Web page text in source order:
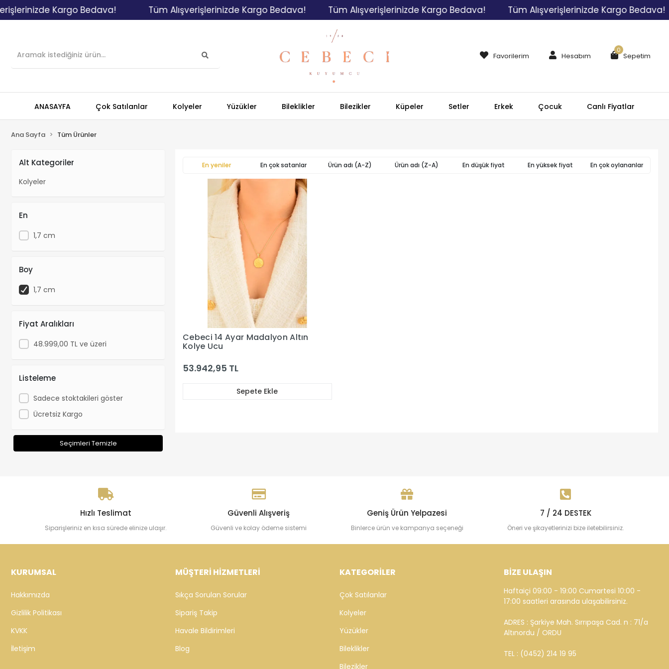
Kargo Bedava! Tüm Alışverişlerinizde Kargo Bedava! Tüm Alışverişlerinizde Kargo Bedava! Tüm Alışverişlerinizde Kargo Bedava!
Favorilerim Hesabım Sepetim
0
ANASAYFA Çok Satılanlar Kolyeler Yüzükler Bileklikler Bilezikler Küpeler Setler Erkek Çocuk Canlı Fiyatlar
Ana Sayfa Tüm Ürünler
Alt Kategoriler
Kolyeler
En
1,7 cm
Boy
1,7 cm
Fiyat Aralıkları
48.999,00 TL ve üzeri
Listeleme
Sadece stoktakileri göster
Ücretsiz Kargo
Seçimleri Temizle
En yeniler En çok satanlar Ürün adı (A-Z) Ürün adı (Z-A) En düşük fiyat En yüksek fiyat En çok oylananlar
Cebeci 14 Ayar Madalyon Altın
Kolye Ucu
53.942,95 TL
Sepete Ekle
Hızlı Teslimat
Siparişleriniz en kısa sürede elinize ulaşır.
Güvenli Alışveriş
Güvenli ve kolay ödeme sistemi
Geniş Ürün Yelpazesi
Binlerce ürün ve kampanya seçeneği
7 / 24 DESTEK
Öneri ve şikayetlerinizi bize iletebilirsiniz.
KURUMSAL
Hakkımızda
Gizlilik Politikası
KVKK
İletişim
MÜŞTERİ HİZMETLERİ
Sıkça Sorulan Sorular
Sipariş Takip
Havale Bildirimleri
Blog
KATEGORİLER
Çok Satılanlar
Kolyeler
Yüzükler
Bileklikler
Bilezikler
BİZE ULAŞIN
Haftaiçi 09:00 - 19:00 Cumartesi 10:00 -
17:00 saatleri arasında ulaşabilirsiniz.
ADRES : Şarkiye Mah. Sırrıpaşa Cad. n : 71/a
Altınordu / ORDU
TEL : (0452) 214 19 95